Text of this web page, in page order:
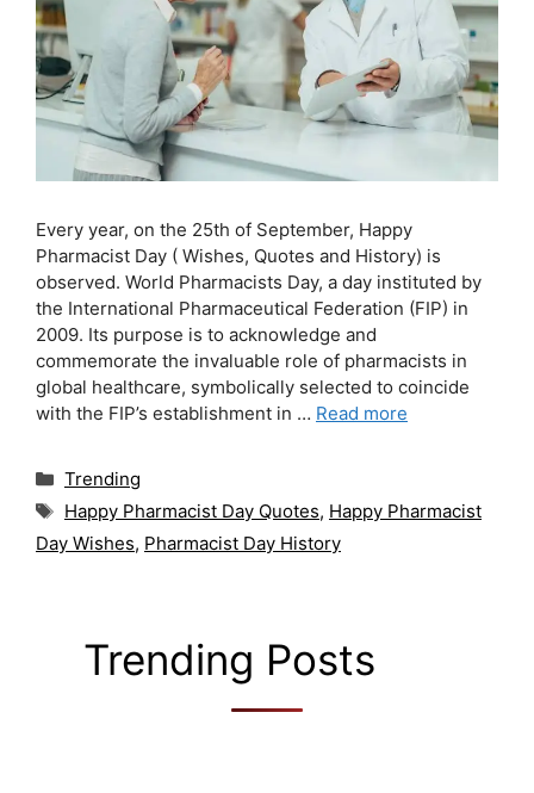
Every year, on the 25th of September, Happy
Pharmacist Day ( Wishes, Quotes and History) is
observed. World Pharmacists Day, a day instituted by
the International Pharmaceutical Federation (FIP) in
2009. Its purpose is to acknowledge and
commemorate the invaluable role of pharmacists in
global healthcare, symbolically selected to coincide
with the FIP’s establishment in … Read more
Categories
Trending
Tags
Happy Pharmacist Day Quotes, Happy Pharmacist
Day Wishes, Pharmacist Day History
Trending Posts